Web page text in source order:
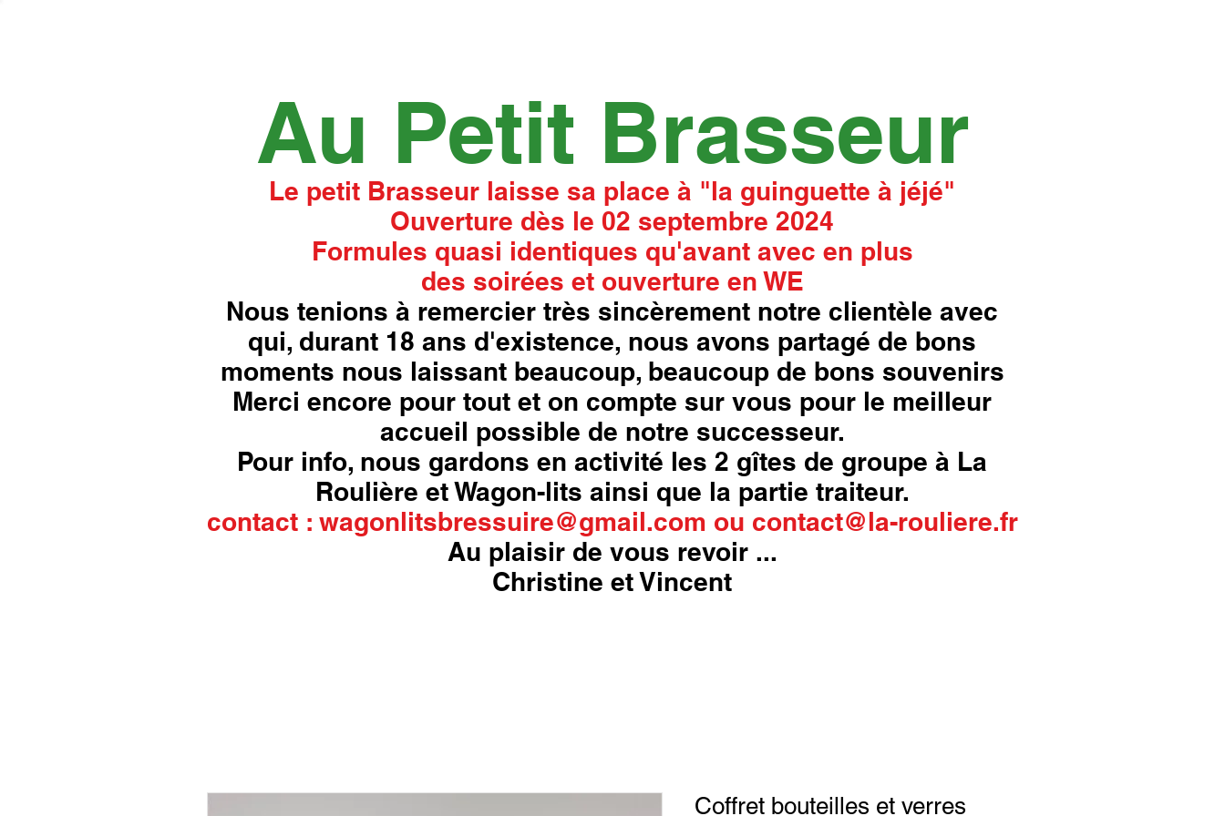
Au Petit Brasseur
Le petit Brasseur laisse sa place à "la guinguette à jéjé"
Ouverture dès le 02 septembre 2024
Formules quasi identiques qu'avant avec en plus
des soirées et ouverture en WE
Nous tenions à remercier très sincèrement notre clientèle avec
qui, durant 18 ans d'existence, nous avons partagé de bons
moments nous laissant beaucoup, beaucoup de bons souvenirs
Merci encore pour tout et on compte sur vous pour le meilleur
accueil possible de notre successeur.
Pour info, nous gardons en activité les 2 gîtes de groupe à La
Roulière et Wagon-lits ainsi que la partie traiteur.
contact : wagonlitsbressuire@gmail.com ou contact@la-rouliere.fr
Au plaisir de vous revoir ...
Christine et Vincent
Coffret bouteilles et verres